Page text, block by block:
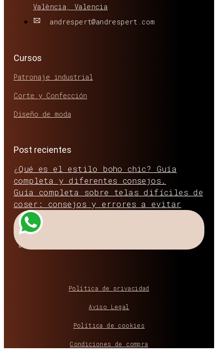
València, Valencia
andrespert@andrespert.com
Cursos
Patronaje industrial
Corte y Confección
Diseño de moda
Post recientes
¿Qué es el estilo boho chic? Guía
completa y diferentes consejos.
Guía completa sobre telas difíciles de
coser: consejos y errores a evitar
¿Hablamos?
Política de privacidad
Aviso Legal
Política de cookies
Condiciones de compra